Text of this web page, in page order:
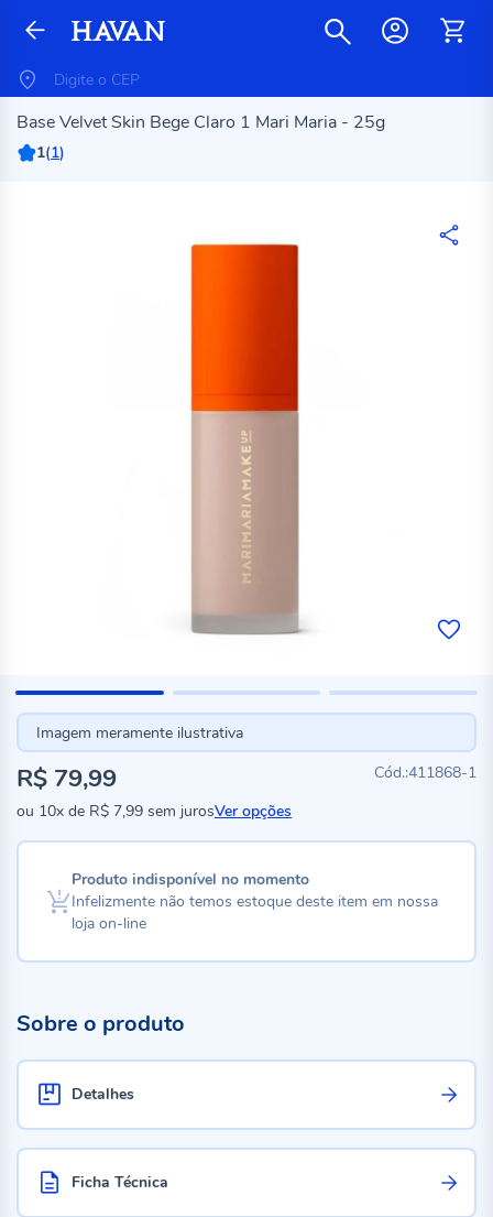
Base Velvet Skin Bege Claro 1 Mari Maria - 25g
1(1)
Imagem meramente ilustrativa
411868-1
R$ 79,99
ou 10x de R$ 7,99 sem jurosVer opções
Produto indisponível no momento
Infelizmente não temos estoque deste item em nossa
loja on-line
Sobre o produto
Detalhes
Ficha Técnica